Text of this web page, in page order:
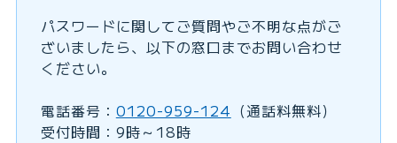
パスワードに関してご質問やご不明な点がご
ざいましたら、以下の窓口までお問い合わせ
ください。
電話番号： 0120-959-124 （通話料無料）
受付時間：9時～18時